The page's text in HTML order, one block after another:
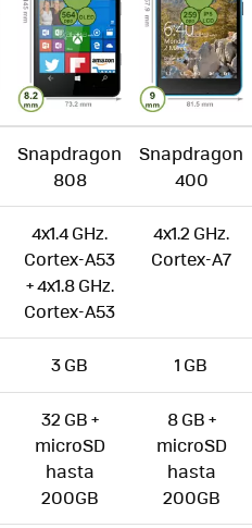
Snapdragon
808
Snapdragon
400
4x1.4 GHz.
Cortex-A53
+ 4x1.8 GHz.
Cortex-A53
4x1.2 GHz.
Cortex-A7
3 GB 1 GB
32 GB +
microSD
hasta
200GB
8 GB +
microSD
hasta
200GB